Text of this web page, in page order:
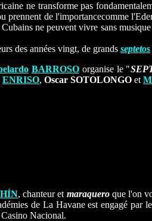
ne transforme pas
prennent de l'importancecomme
ne peuvent vivre sans
des années vingt, de grands septetos
BARROSOorganise le "
ENRISO, Oscar SOTOLONGO et
, chanteur et maraqueroque l'on
de La Havane est engagé par
Nacional.